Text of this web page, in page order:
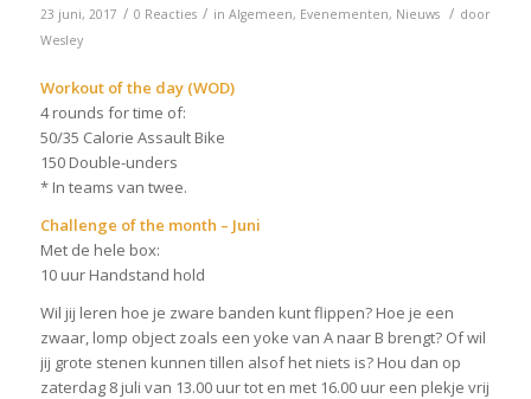
23 juni, 2017 / 0 Reacties / in Algemeen, Evenementen, Nieuws / door
Wesley
Workout of the day (WOD)
4 rounds for time of:
50/35 Calorie Assault Bike
150 Double-unders
* In teams van twee.
Challenge of the month – Juni
Met de hele box:
10 uur Handstand hold
Wil jij leren hoe je zware banden kunt flippen? Hoe je een
zwaar, lomp object zoals een yoke van A naar B brengt? Of wil
jij grote stenen kunnen tillen alsof het niets is? Hou dan op
zaterdag 8 juli van 13.00 uur tot en met 16.00 uur een plekje vrij